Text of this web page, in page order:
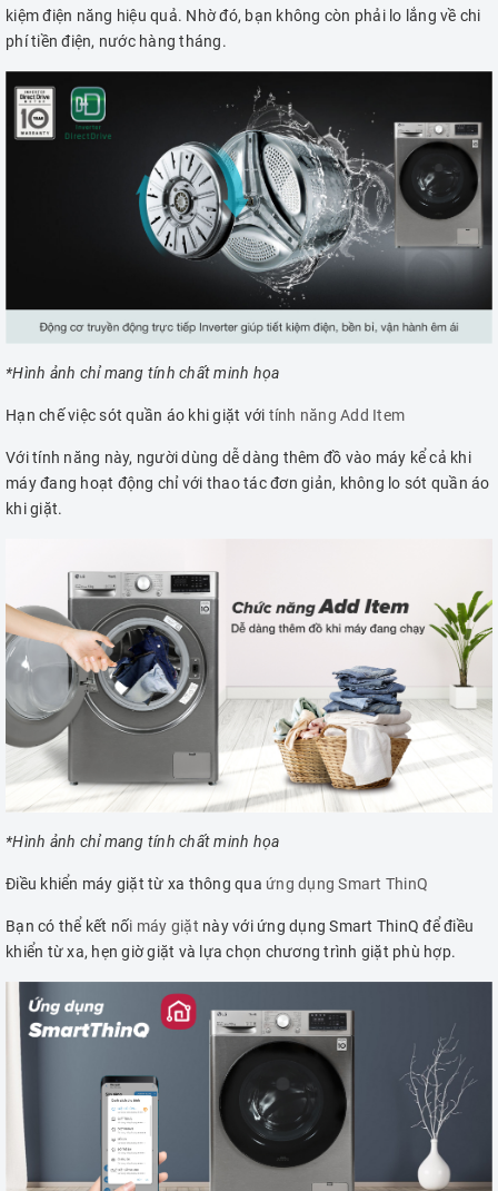
kiệm điện năng hiệu quả. Nhờ đó, bạn không còn phải lo lắng về chi
phí tiền điện, nước hàng tháng.
*Hình ảnh chỉ mang tính chất minh họa
Hạn chế việc sót quần áo khi giặt với tính năng Add Item
Với tính năng này, người dùng dễ dàng thêm đồ vào máy kể cả khi
máy đang hoạt động chỉ với thao tác đơn giản, không lo sót quần áo
khi giặt.
*Hình ảnh chỉ mang tính chất minh họa
Điều khiển máy giặt từ xa thông qua ứng dụng Smart ThinQ
Bạn có thể kết nối máy giặt này với ứng dụng Smart ThinQ để điều
khiển từ xa, hẹn giờ giặt và lựa chọn chương trình giặt phù hợp.